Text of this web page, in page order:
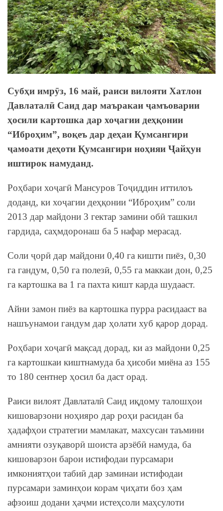
Субҳи имрӯз, 16 май, раиси вилояти Хатлон
Давлаталӣ Саид дар маъракаи ҷамъоварии
ҳосили картошка дар хоҷагии деҳқонии
“Иброҳим”, воқеъ дар деҳаи Қумсангири
ҷамоати деҳоти Қумсангири ноҳияи Ҷайҳун
иштирок намуданд.
Роҳбари хоҷагӣ Мансуров Тоҷиддин иттилоъ
доданд, ки хоҷагии деҳқонии “Иброҳим” соли
2013 дар майдони 3 гектар замини обӣ ташкил
гардида, саҳмдоронаш ба 5 нафар мерасад.
Соли ҷорӣ дар майдони 0,40 га кишти пиёз, 0,30
га гандум, 0,50 га полезӣ, 0,55 га маккаи дон, 0,25
га картошка ва 1 га пахта кишт карда шудааст.
Айни замон пиёз ва картошка пурра расидааст ва
нашъунамои гандум дар ҳолати хуб қарор дорад.
Роҳбари хоҷагӣ мақсад дорад, ки аз майдони 0,25
га картошкаи киштнамуда ба ҳисоби миёна аз 155
то 180 сентнер ҳосил ба даст орад.
Раиси вилоят Давлаталӣ Саид иқдому талошҳои
кишоварзони ноҳияро дар роҳи расидан ба
ҳадафҳои стратегии мамлакат, махсусан таъмини
амнияти озуқаворӣ шоиста арзёбӣ намуда, ба
кишоварзон барои истифодаи пурсамари
имкониятҳои табиӣ дар заминаи истифодаи
пурсамари заминҳои корам ҷиҳати боз ҳам
афзоиш додани ҳаҷми истеҳсоли маҳсулоти